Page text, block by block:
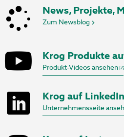
News, Projekte,
Zum Newsblog
Krog Produkte
Produkt-Videos ansehen
Krog auf LinkedIn
Unternehmensseite